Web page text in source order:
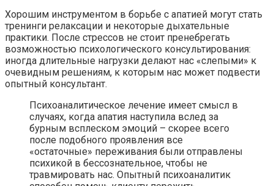
Хорошим инструментом в борьбе с апатией могут стать
тренинги релаксации и некоторые дыхательные
практики. После стрессов не стоит пренебрегать
возможностью психологического консультирования:
иногда длительные нагрузки делают нас «слепыми» к
очевидным решениям, к которым нас может подвести
опытный консультант.
Психоаналитическое лечение имеет смысл в
случаях, когда апатия наступила вслед за
бурным всплеском эмоций – скорее всего
после подобного проявления все
«остаточные» переживания были отправлены
психикой в бессознательное, чтобы не
травмировать нас. Опытный психоаналитик